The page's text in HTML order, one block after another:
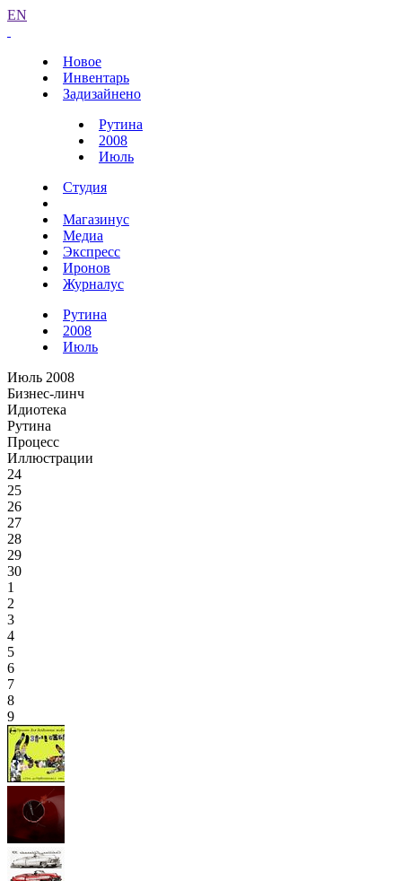
EN
Новое
Инвентарь
Задизайнено
Рутина
2008
Июль
Студия
Магазинус
Медиа
Экспресс
Иронов
Журналус
Рутина
2008
Июль
Июль 2008
Бизнес-линч
Идиотека
Рутина
Процесс
Иллюстрации
24
25
26
27
28
29
30
1
2
3
4
5
6
7
8
9